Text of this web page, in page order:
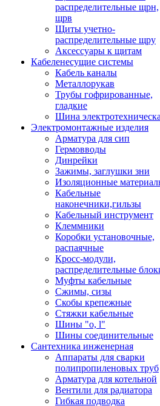
распределительные щрн,
щрв
Щиты учетно-
распределительные щру
Аксессуары к щитам
Кабеленесущие системы
Кабель каналы
Металлорукав
Трубы гофрированные,
гладкие
Шина
Электромонтажные изделия
Арматура для сип
Гермовводы
Динрейки
Зажимы, заглушки зни
Изоляционные
Кабельные
наконечники,гильзы
Кабельный инструмент
Клеммники
Коробки установочные,
распаячные
Кросс-модули,
распределительные
Муфты кабельные
Сжимы, сизы
Скобы крепежные
Стяжки кабельные
Шины "o, l"
Шины соединительные
Сантехника инженерная
Аппараты для сварки
полипропиленовых труб
Арматура для котельной
Вентили для радиатора
Гибкая подводка